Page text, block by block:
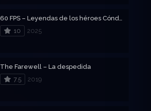
60 FPS – Leyendas de los héroes Cóndor: Los valientes
10
2025
The Farewell – La despedida
7.5
2019